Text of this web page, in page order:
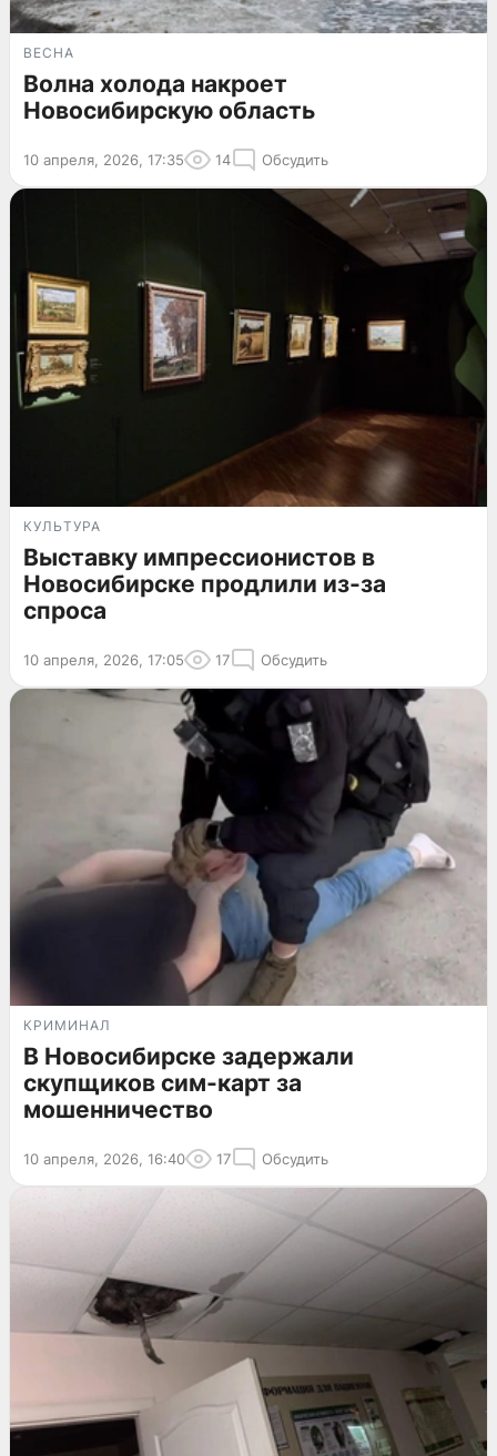
ВЕСНА
Волна холода накроет
Новосибирскую область
10 апреля, 2026, 17:35 14 Обсудить
КУЛЬТУРА
Выставку импрессионистов в
Новосибирске продлили из-за
спроса
10 апреля, 2026, 17:05 17 Обсудить
КРИМИНАЛ
В Новосибирске задержали
скупщиков сим-карт за
мошенничество
10 апреля, 2026, 16:40 17 Обсудить